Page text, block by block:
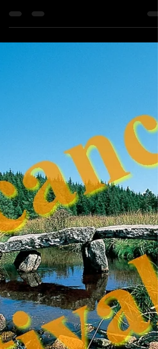
effet, le temps est chagrin, froid et...